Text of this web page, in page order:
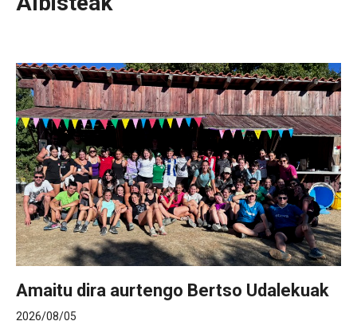
Amaitu dira aurtengo Bertso Udalekuak
2026/08/05